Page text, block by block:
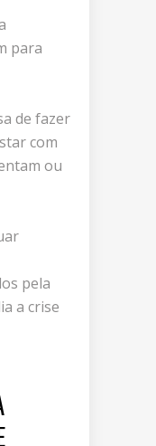
para
de fazer
com
ou
pela
a crise